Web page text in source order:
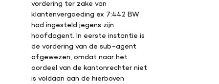
vordering ter zake van
klantenvergoeding ex 7:442 BW
had ingesteld jegens zijn
hoofdagent. In eerste instantie is
de vordering van de sub-agent
afgewezen, omdat naar het
oordeel van de kantonrechter niet
is voldaan aan de hierboven